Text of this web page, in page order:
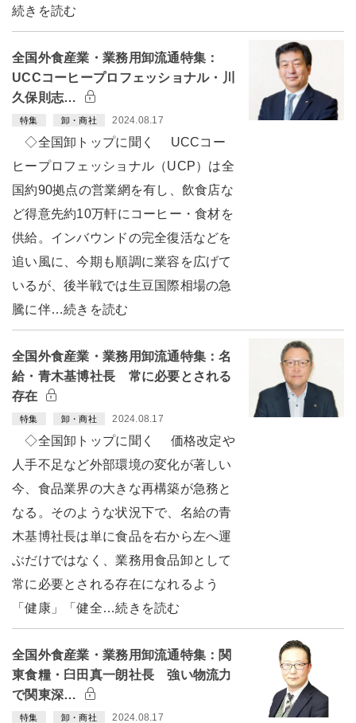
続きを読む
全国外食産業・業務用卸流通特集：
UCCコーヒープロフェッショナル・川
久保則志…
特集 卸・商社 2024.08.17
◇全国卸トップに聞く UCCコー
ヒープロフェッショナル（UCP）は全
国約90拠点の営業網を有し、飲食店な
ど得意先約10万軒にコーヒー・食材を
供給。インバウンドの完全復活などを
追い風に、今期も順調に業容を広げて
いるが、後半戦では生豆国際相場の急
騰に伴…続きを読む
全国外食産業・業務用卸流通特集：名
給・青木基博社長 常に必要とされる
存在
特集 卸・商社 2024.08.17
◇全国卸トップに聞く 価格改定や
人手不足など外部環境の変化が著しい
今、食品業界の大きな再構築が急務と
なる。そのような状況下で、名給の青
木基博社長は単に食品を右から左へ運
ぶだけではなく、業務用食品卸として
常に必要とされる存在になれるよう
「健康」「健全…続きを読む
全国外食産業・業務用卸流通特集：関
東食糧・臼田真一朗社長 強い物流力
で関東深…
特集 卸・商社 2024.08.17